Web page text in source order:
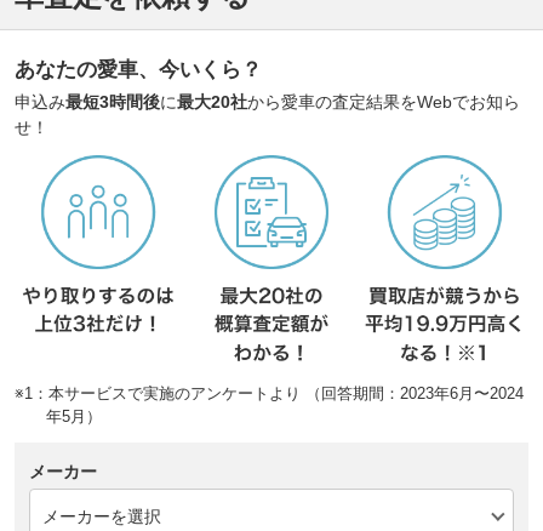
あなたの愛車、今いくら？
申込み最短3時間後に最大20社から愛車の査定結果をWebでお知ら
せ！
※1：本サービスで実施のアンケートより （回答期間：2023年6月〜2024
年5月）
メーカー